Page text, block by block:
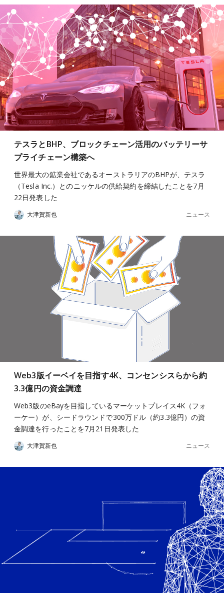
テスラとBHP、ブロックチェーン活用のバッテリーサ
プライチェーン構築へ
世界最大の鉱業会社であるオーストラリアのBHPが、テスラ
（Tesla Inc.）とのニッケルの供給契約を締結したことを7月
22日発表した
大津賀新也 ニュース
Web3版イーベイを目指す4K、コンセンシスらから約
3.3億円の資金調達
Web3版のeBayを目指しているマーケットプレイス4K（フォ
ーケー）が、シードラウンドで300万ドル（約3.3億円）の資
金調達を行ったことを7月21日発表した
大津賀新也 ニュース